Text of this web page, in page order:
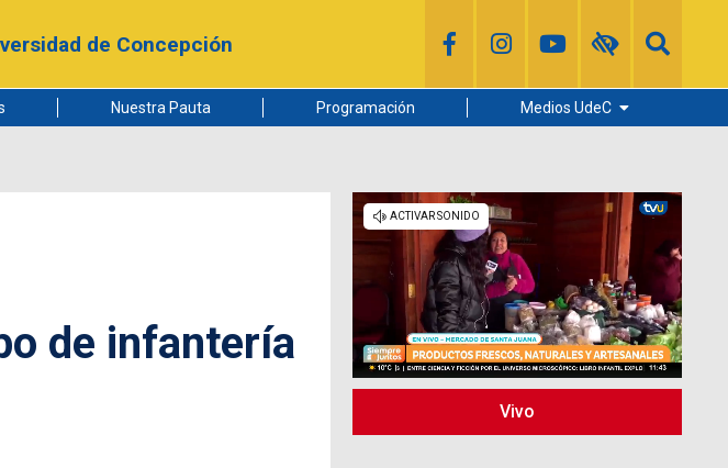
de Concepción
Nuestra Pauta Programación Medios UdeC
Radio UdeC
Noticias UdeC
La Discusión
de infantería
Vivo